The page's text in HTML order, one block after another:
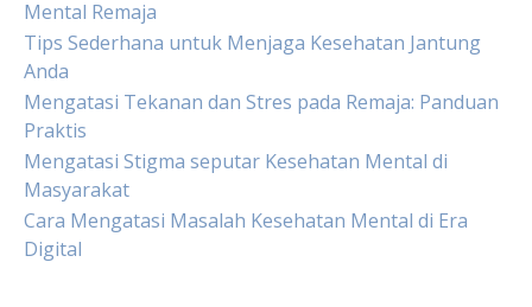
Mental Remaja
Tips Sederhana untuk Menjaga Kesehatan Jantung
Anda
Mengatasi Tekanan dan Stres pada Remaja: Panduan
Praktis
Mengatasi Stigma seputar Kesehatan Mental di
Masyarakat
Cara Mengatasi Masalah Kesehatan Mental di Era
Digital